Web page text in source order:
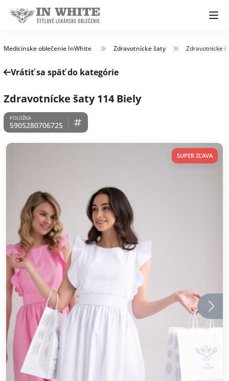
Medicínske oblečenie InWhite Zdravotnícke šaty Zdravotnícke
Vrátiť sa späť do kategórie
Zdravotnícke šaty 114 Biely
5905280706725
SUPER ZĽAVA